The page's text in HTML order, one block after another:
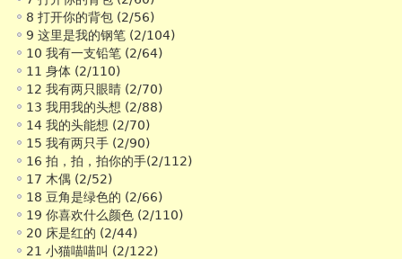
8 打开你的背包 (2/56)
9 这里是我的钢笔 (2/104)
10 我有一支铅笔 (2/64)
11 身体 (2/110)
12 我有两只眼睛 (2/70)
13 我用我的头想 (2/88)
14 我的头能想 (2/70)
15 我有两只手 (2/90)
16 拍，拍，拍你的手(2/112)
17 木偶 (2/52)
18 豆角是绿色的 (2/66)
19 你喜欢什么颜色 (2/110)
20 床是红的 (2/44)
21 小猫喵喵叫 (2/122)